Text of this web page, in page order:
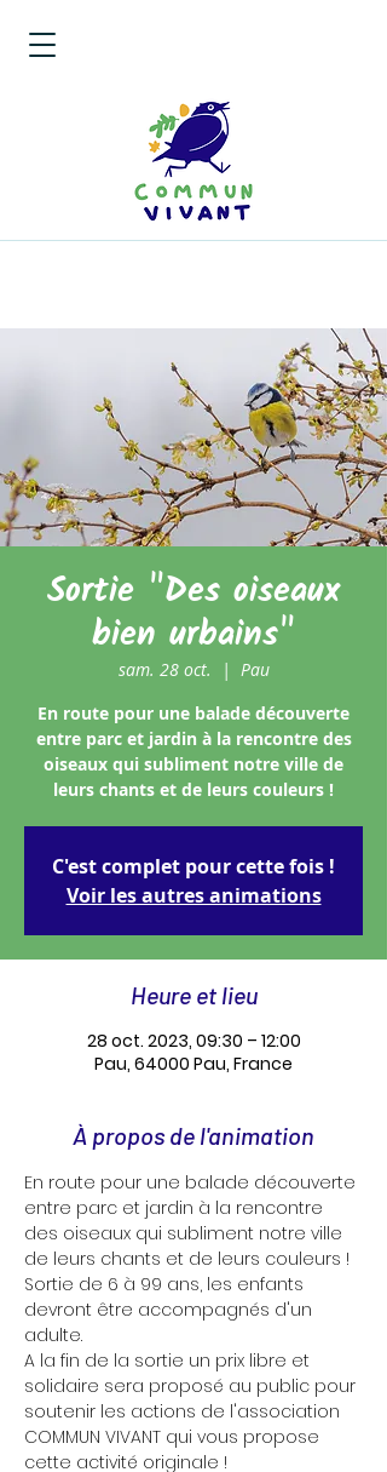
Sortie "Des oiseaux
bien urbains"
sam. 28 oct.
  |
Pau
En route pour une balade découverte
entre parc et jardin à la rencontre des
oiseaux qui subliment notre ville de
leurs chants et de leurs couleurs !
C'est complet pour cette fois !
Voir les autres animations
Heure et lieu
28 oct. 2023, 09:30 – 12:00
Pau, 64000 Pau, France
À propos de l'animation
En route pour une balade découverte
entre parc et jardin à la rencontre
des oiseaux qui subliment notre ville
de leurs chants et de leurs couleurs !
Sortie de 6 à 99 ans, les enfants
devront être accompagnés d'un
adulte.
A la fin de la sortie un prix libre et
solidaire sera proposé au public pour
soutenir les actions de l'association
COMMUN VIVANT qui vous propose
cette activité originale !